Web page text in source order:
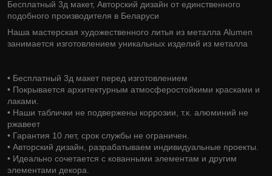
Бесплатный 3д макет, Авторский дизайн от единственного
подобного производителя в Беларуси
Наша мастерская художественного литья из металла Alumen
занимается изготовлением уникальных изделий из металла
• Бесплатный 3д макет перед изготовлением
• Покрывается архитектурным атмосферостойкими красками и
лаками.
• Наши таблички не подвержены коррозии, т.к. алюминий не
ржавеет
• Гарантия 10 лет, срок службы не ограничен.
• Авторский дизайн, разрабатываем индивидуальные проекты.
• Идеально сочетается с кованными элементам и другим
элементами декора.